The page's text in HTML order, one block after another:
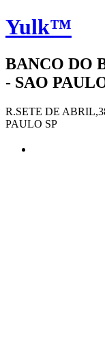
Yulk™
BANCO DO
- SAO
R.SETE DE
PAULO SP